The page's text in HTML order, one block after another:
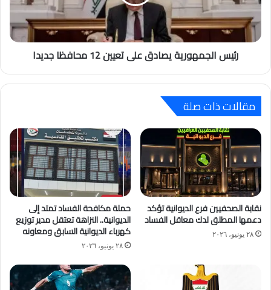
رئيس الجمهورية يصادق على تعيين 12 محافظا جديدا
مقالات ذات صلة
نقابة الصحفيين فرع الديوانية تؤكد
دعمها المطلق لدك معاقل الفساد
٢٨ يونيو، ٢٠٢٦
حملة مكافحة الفساد تمتد إلى
الديوانية.. النزاهة تعتقل مدير توزيع
كهرباء الديوانية السابق ومعاونه
٢٨ يونيو، ٢٠٢٦